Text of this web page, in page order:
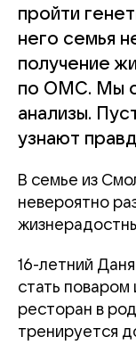
пройти
него семья
получение
по ОМС. Мы
анализы.
узнают
В семье из
невероятно
16-летний
стать
ресторан в
тренируется